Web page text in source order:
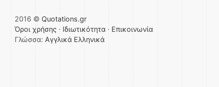
2016 © Quotations.gr
Όροι χρήσης · Ιδιωτικότητα · Επικοινωνία
Γλώσσα: Αγγλικά Ελληνικά